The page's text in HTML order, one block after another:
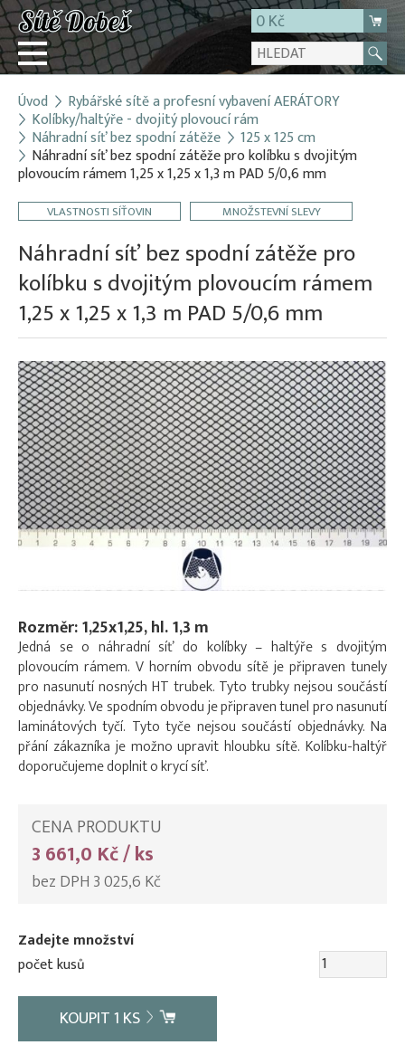
0 Kč
Přihlásit
Registrace
E-shop
O firmě
Úvod Rybářské sítě a profesní vybavení AERÁTORY
Kolíbky/haltýře - dvojitý plovoucí rám
Náhradní síť bez spodní zátěže 125 x 125 cm
Náhradní síť bez spodní zátěže pro kolíbku s dvojitým
plovoucím rámem 1,25 x 1,25 x 1,3 m PAD 5/0,6 mm
VLASTNOSTI SÍŤOVIN MNOŽSTEVNÍ SLEVY
Náhradní síť bez spodní zátěže pro
kolíbku s dvojitým plovoucím rámem
1,25 x 1,25 x 1,3 m PAD 5/0,6 mm
Rozměr: 1,25x1,25, hl. 1,3 m
Jedná se o náhradní síť do kolíbky – haltýře s dvojitým
plovoucím rámem. V horním obvodu sítě je připraven tunely
pro nasunutí nosných HT trubek. Tyto trubky nejsou součástí
objednávky. Ve spodním obvodu je připraven tunel pro nasunutí
laminátových tyčí. Tyto tyče nejsou součástí objednávky. Na
přání zákazníka je možno upravit hloubku sítě. Kolíbku-haltýř
doporučujeme doplnit o krycí síť.
CENA PRODUKTU
3 661,0 Kč / ks
bez DPH 3 025,6 Kč
Zadejte množství
počet kusů
KOUPIT1 KS